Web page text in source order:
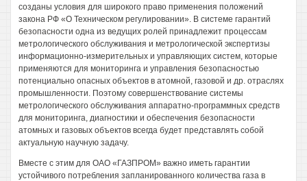
созданы условия для широкого право применения положений
закона РФ «О Техническом регулировании». В системе гарантий
безопасности одна из ведущих ролей принадлежит процессам
метрологического обслуживания и метрологической экспертизы
информационно-измерительных и управляющих систем, которые
применяются для мониторинга и управления безопасностью
потенциально опасных объектов в атомной, газовой и др. отраслях
промышленности. Поэтому совершенствование системы
метрологического обслуживания аппаратно-программных средств
для мониторинга, диагностики и обеспечения безопасности
атомных и газовых объектов всегда будет представлять собой
актуальную научную задачу.
Вместе с этим для ОАО «ГАЗПРОМ» важно иметь гарантии
устойчивого потребления запланированного количества газа в